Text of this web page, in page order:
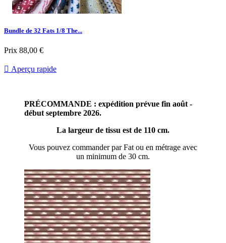
Bundle de 32 Fats 1/8 The...
Prix 88,00 €
 Aperçu rapide
PRÉCOMMANDE : expédition prévue fin août -
début septembre 2026.
La largeur de tissu est de 110 cm.
Vous pouvez commander par Fat ou en métrage avec
un minimum de 30 cm.